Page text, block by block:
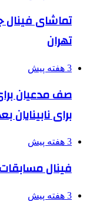
تماشای فینال
تهران
3 هفته پیش
صف مدعیان
برای نابینایان بعد از
3 هفته پیش
فینال
3 هفته پیش